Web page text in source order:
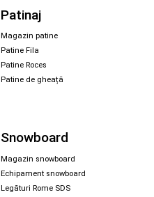
Patinaj
Magazin patine
Patine Fila
Patine Roces
Patine de gheață
Snowboard
Magazin snowboard
Echipament snowboard
Legături Rome SDS